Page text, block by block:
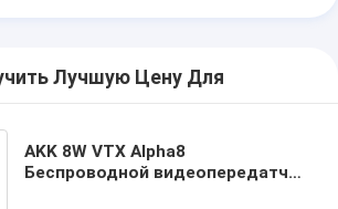
Лучшую Цену Для
AKK 8W VTX Alpha8
Беспроводной видеопередатчик